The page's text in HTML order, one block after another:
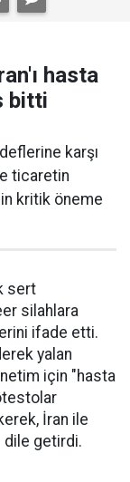
hasta
bitti
karşı
ticaretin
kritik öneme
sert
silahlara
ifade etti.
yalan
için "hasta
İran ile
dile getirdi.